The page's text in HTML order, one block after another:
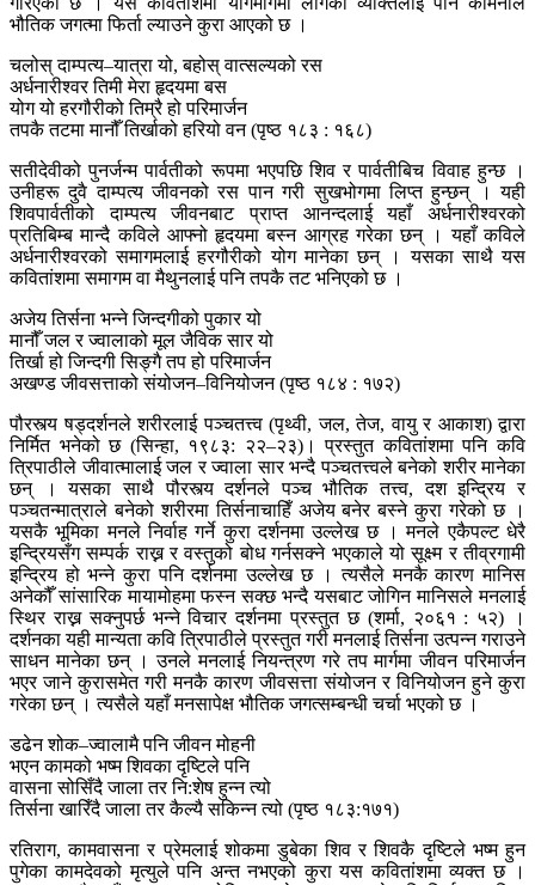
भौतिक जगत्मा फिर्ता ल्याउने कुरा आएको छ ।
चलोस् दाम्पत्य–यात्रा यो, बहोस् वात्सल्यको रस
अर्धनारीश्वर तिमी मेरा हृदयमा बस
योग यो हरगौरीको तिम्रै हो परिमार्जन
तपकै तटमा मानौँ तिर्खाको हरियो वन (पृष्ठ १८३ : १६८)
सतीदेवीको पुनर्जन्म पार्वतीको रूपमा भएपछि शिव र पार्वतीबिच विवाह हुन्छ ।
उनीहरू दुवै दाम्पत्य जीवनको रस पान गरी सुखभोगमा लिप्त हुन्छन् । यही
शिवपार्वतीको दाम्पत्य जीवनबाट प्राप्त आनन्दलाई यहाँ अर्धनारीश्वरको
प्रतिबिम्ब मान्दै कविले आफ्नो हृदयमा बस्न आग्रह गरेका छन् । यहाँ कविले
अर्धनारीश्वरको समागमलाई हरगौरीको योग मानेका छन् । यसका साथै यस
कवितांशमा समागम वा मैथुनलाई पनि तपकै तट भनिएको छ ।
अजेय तिर्सना भन्ने जिन्दगीको पुकार यो
मानौँ जल र ज्वालाको मूल जैविक सार यो
तिर्खा हो जिन्दगी सिङ्गै तप हो परिमार्जन
अखण्ड जीवसत्ताको संयोजन–विनियोजन (पृष्ठ १८४ : १७२)
पौरस्त्य षड्दर्शनले शरीरलाई पञ्चतत्त्व (पृथ्वी, जल, तेज, वायु र आकाश) द्वारा
निर्मित भनेको छ (सिन्हा, १९८३: २२–२३)। प्रस्तुत कवितांशमा पनि कवि
त्रिपाठीले जीवात्मालाई जल र ज्वाला सार भन्दै पञ्चतत्त्वले बनेको शरीर मानेका
छन् । यसका साथै पौरस्त्य दर्शनले पञ्च भौतिक तत्त्व, दश इन्द्रिय र
पञ्चतन्मात्राले बनेको शरीरमा तिर्सनाचाहिँ अजेय बनेर बस्ने कुरा गरेको छ ।
यसकै भूमिका मनले निर्वाह गर्ने कुरा दर्शनमा उल्लेख छ । मनले एकैपल्ट धेरै
इन्द्रियसँग सम्पर्क राख्न र वस्तुको बोध गर्नसक्ने भएकाले यो सूक्ष्म र तीव्रगामी
इन्द्रिय हो भन्ने कुरा पनि दर्शनमा उल्लेख छ । त्यसैले मनकै कारण मानिस
अनेकौँ सांसारिक मायामोहमा फस्न सक्छ भन्दै यसबाट जोगिन मानिसले मनलाई
स्थिर राख्न सक्नुपर्छ भन्ने विचार दर्शनमा प्रस्तुत छ (शर्मा, २०६१ : ५२) ।
दर्शनका यही मान्यता कवि त्रिपाठीले प्रस्तुत गरी मनलाई तिर्सना उत्पन्न गराउने
साधन मानेका छन् । उनले मनलाई नियन्त्रण गरे तप मार्गमा जीवन परिमार्जन
भएर जाने कुरासमेत गरी मनकै कारण जीवसत्ता संयोजन र विनियोजन हुने कुरा
गरेका छन् । त्यसैले यहाँ मनसापेक्ष भौतिक जगत्सम्बन्धी चर्चा भएको छ ।
डढेन शोक–ज्वालामै पनि जीवन मोहनी
भएन कामको भष्म शिवका दृष्टिले पनि
वासना सोसिँदै जाला तर नि:शेष हुन्न त्यो
तिर्सना खारिँदै जाला तर कैल्यै सकिन्न त्यो (पृष्ठ १८३:१७१)
रतिराग, कामवासना र प्रेमलाई शोकमा डुबेका शिव र शिवकै दृष्टिले भष्म हुन
पुगेका कामदेवको मृत्युले पनि अन्त नभएको कुरा यस कवितांशमा व्यक्त छ ।